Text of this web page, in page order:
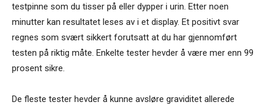
testpinne som du tisser på eller dypper i urin. Etter noen
minutter kan resultatet leses av i et display. Et positivt svar
regnes som svært sikkert forutsatt at du har gjennomført
testen på riktig måte. Enkelte tester hevder å være mer enn 99
prosent sikre.
De fleste tester hevder å kunne avsløre graviditet allerede